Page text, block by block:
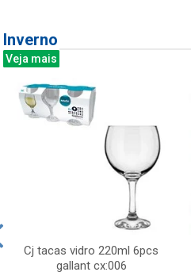
Inverno
Veja mais
Cj tacas vidro 220ml 6pcs
gallant cx:006